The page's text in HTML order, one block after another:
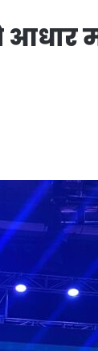
आधार